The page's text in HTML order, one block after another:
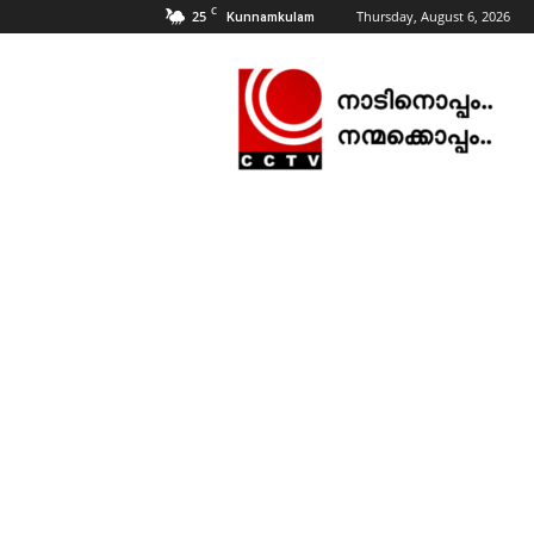
25 C Kunnamkulam Thursday, August 6, 2026
NEWS
|
KUNNAMKULAM